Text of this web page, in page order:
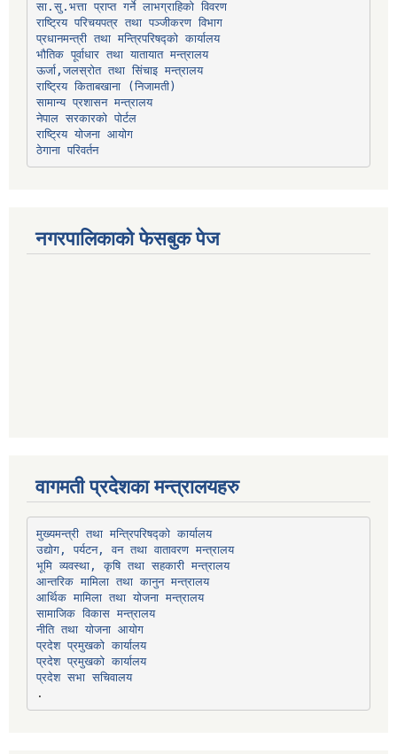
सा.सु.भत्ता प्राप्त गर्ने लाभग्राहिको विवरण
राष्ट्रिय परिचयपत्र तथा पञ्‍जीकरण विभाग
प्रधानमन्त्री तथा मन्त्रिपरिषद्को कार्यालय
भौतिक पूर्वाधार तथा यातायात मन्त्रालय
ऊर्जा,जलस्रोत तथा सिंचाइ मन्त्रालय
सामान्य प्रशासन मन्त्रालय
नेपाल सरकारको पोर्टल
राष्ट्रिय योजना आयोग
ठेगाना परिवर्तन
नगरपालिकाको फेसबुक पेज
वागमती प्रदेशका मन्त्रालयहरु
मुख्यमन्त्री तथा मन्त्रिपरिषद्को कार्यालय
उद्योग, पर्यटन, वन तथा वातावरण मन्त्रालय
भूमि व्यवस्था, कृषि तथा सहकारी मन्त्रालय
आन्तरिक मामिला तथा कानुन मन्त्रालय
आर्थिक मामिला तथा योजना मन्त्रालय
सामाजिक विकास मन्त्रालय
नीति तथा योजना आयोग
प्रदेश प्रमुखको कार्यालय
प्रदेश प्रमुखको कार्यालय
प्रदेश सभा सचिवालय